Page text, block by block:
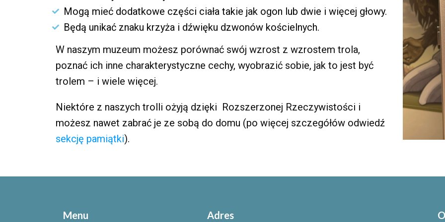
Mogą mieć dodatkowe części ciała takie jak ogon lub dwie i więcej głowy.
Będą unikać znaku krzyża i dźwięku dzwonów kościelnych.
W naszym muzeum możesz porównać swój wzrost z wzrostem trola,
poznać ich inne charakterystyczne cechy, wyobrazić sobie, jak to jest być
trolem – i wiele więcej.
Niektóre z naszych trolli ożyją dzięki Rozszerzonej Rzeczywistości i
możesz nawet zabrać je ze sobą do domu (po więcej szczegółów odwiedź
sekcję pamiątki).
Menu Adres